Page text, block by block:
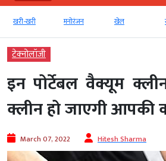
खरी-खरी मनोरंजन खेल
टेक्‍नोलॉजी
इन पोर्टेबल वैक्यूम
क्लीन हो जाएगी आपकी
March 07, 2022 Hitesh Sharma